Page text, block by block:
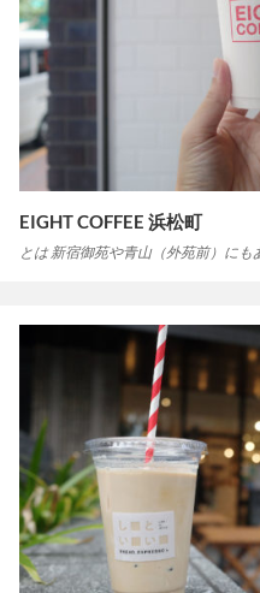
EIGHT COFFEE 浜松町
とは 新宿御苑や青山（外苑前）にも